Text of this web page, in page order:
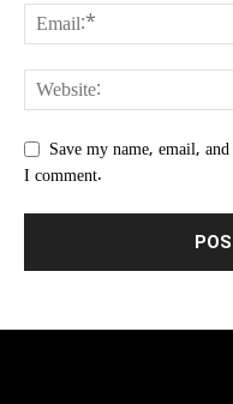
Save my name, email,
I comment.